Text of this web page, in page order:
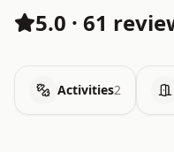
5.0 · 61
Activities2